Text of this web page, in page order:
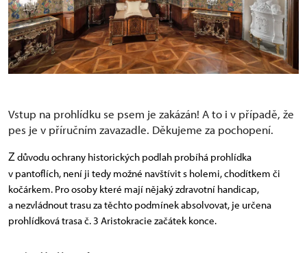
Vstup na prohlídku se psem je zakázán! A to i v případě, že
pes je v příručním zavazadle. Děkujeme za pochopení.
Z důvodu ochrany historických podlah probíhá prohlídka
v pantoflích, není ji tedy možné navštívit s holemi, chodítkem či
kočárkem. Pro osoby které mají nějaký zdravotní handicap,
a nezvládnout trasu za těchto podmínek absolvovat, je určena
prohlídková trasa č. 3 Aristokracie začátek konce.